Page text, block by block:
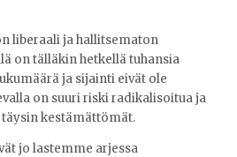
liberaali ja hallitsematon
on tälläkin hetkellä tuhansia
ja sijainti eivät ole
on suuri riski radikalisoitua ja
kestämättömät.
jo lastemme arjessa